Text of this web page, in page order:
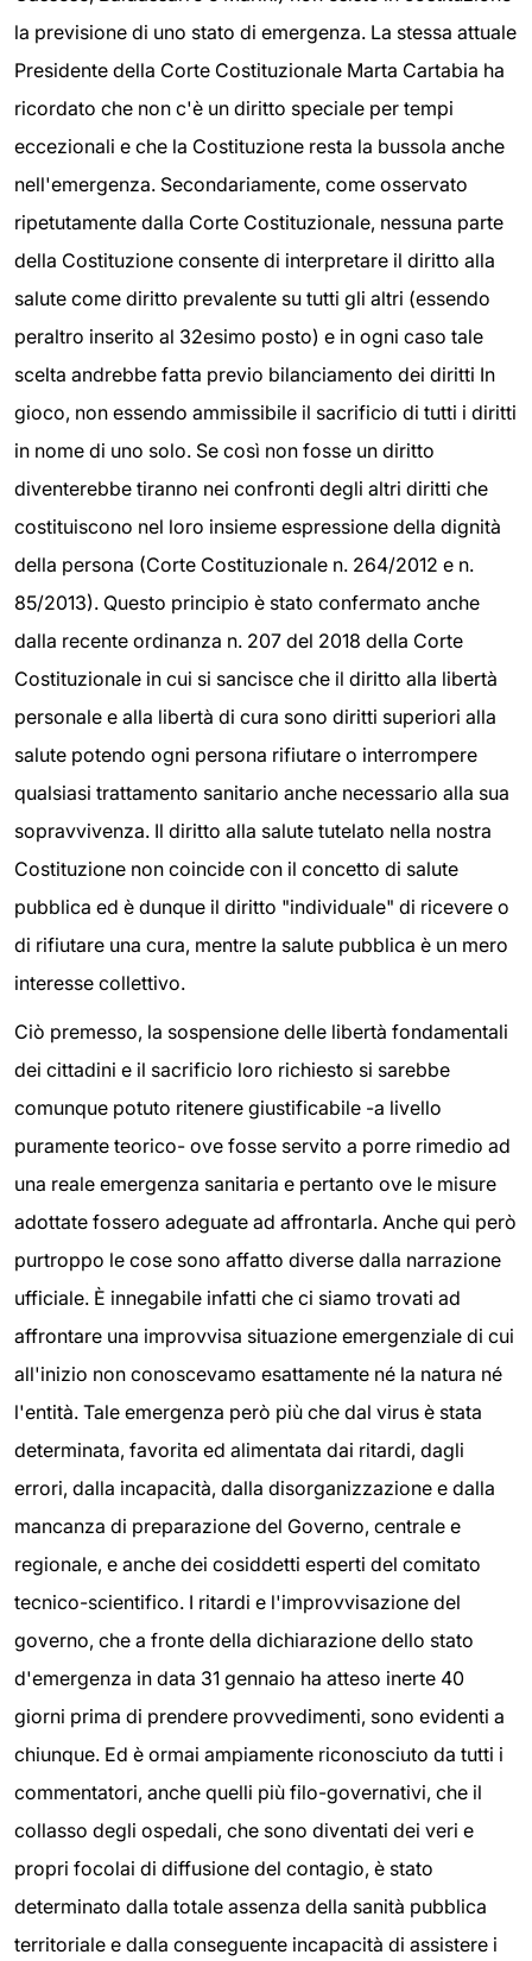
la previsione di uno stato di emergenza. La stessa attuale
Presidente della Corte Costituzionale Marta Cartabia ha
ricordato che non c'è un diritto speciale per tempi
eccezionali e che la Costituzione resta la bussola anche
nell'emergenza. Secondariamente, come osservato
ripetutamente dalla Corte Costituzionale, nessuna parte
della Costituzione consente di interpretare il diritto alla
salute come diritto prevalente su tutti gli altri (essendo
peraltro inserito al 32esimo posto) e in ogni caso tale
scelta andrebbe fatta previo bilanciamento dei diritti In
gioco, non essendo ammissibile il sacrificio di tutti i diritti
in nome di uno solo. Se così non fosse un diritto
diventerebbe tiranno nei confronti degli altri diritti che
costituiscono nel loro insieme espressione della dignità
della persona (Corte Costituzionale n. 264/2012 e n.
85/2013). Questo principio è stato confermato anche
dalla recente ordinanza n. 207 del 2018 della Corte
Costituzionale in cui si sancisce che il diritto alla libertà
personale e alla libertà di cura sono diritti superiori alla
salute potendo ogni persona rifiutare o interrompere
qualsiasi trattamento sanitario anche necessario alla sua
sopravvivenza. Il diritto alla salute tutelato nella nostra
Costituzione non coincide con il concetto di salute
pubblica ed è dunque il diritto "individuale" di ricevere o
di rifiutare una cura, mentre la salute pubblica è un mero
interesse collettivo.
Ciò premesso, la sospensione delle libertà fondamentali
dei cittadini e il sacrificio loro richiesto si sarebbe
comunque potuto ritenere giustificabile -a livello
puramente teorico- ove fosse servito a porre rimedio ad
una reale emergenza sanitaria e pertanto ove le misure
adottate fossero adeguate ad affrontarla. Anche qui però
purtroppo le cose sono affatto diverse dalla narrazione
ufficiale. È innegabile infatti che ci siamo trovati ad
affrontare una improvvisa situazione emergenziale di cui
all'inizio non conoscevamo esattamente né la natura né
l'entità. Tale emergenza però più che dal virus è stata
determinata, favorita ed alimentata dai ritardi, dagli
errori, dalla incapacità, dalla disorganizzazione e dalla
mancanza di preparazione del Governo, centrale e
regionale, e anche dei cosiddetti esperti del comitato
tecnico-scientifico. I ritardi e l'improvvisazione del
governo, che a fronte della dichiarazione dello stato
d'emergenza in data 31 gennaio ha atteso inerte 40
giorni prima di prendere provvedimenti, sono evidenti a
chiunque. Ed è ormai ampiamente riconosciuto da tutti i
commentatori, anche quelli più filo-governativi, che il
collasso degli ospedali, che sono diventati dei veri e
propri focolai di diffusione del contagio, è stato
determinato dalla totale assenza della sanità pubblica
territoriale e dalla conseguente incapacità di assistere i